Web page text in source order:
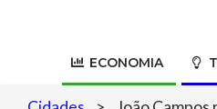
ECONOMIA